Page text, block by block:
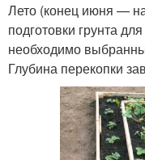
Лето (конец июня —
подготовки грунта
необходимо
Глубина перекопки